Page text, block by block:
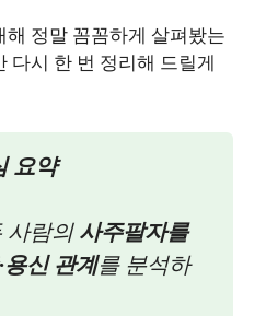
정말 꼼꼼하게 살펴봤는
다시 한 번 정리해 드릴게
요약
사람의 사주팔자를
용신 관계를 분석하